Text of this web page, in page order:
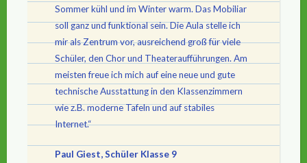
Sommer kühl und im Winter warm. Das Mobiliar
soll ganz und funktional sein. Die Aula stelle ich
mir als Zentrum vor, ausreichend groß für viele
Schüler, den Chor und Theateraufführungen. Am
meisten freue ich mich auf eine neue und gute
technische Ausstattung in den Klassenzimmern
wie z.B. moderne Tafeln und auf stabiles
Internet.“
Paul Giest, Schüler Klasse 9